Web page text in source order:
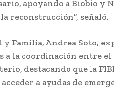
apoyando a Biobío y
reconstrucción”, señaló.
y Familia, Andrea Soto,
a la coordinación entre el
destacando que la
a ayudas de